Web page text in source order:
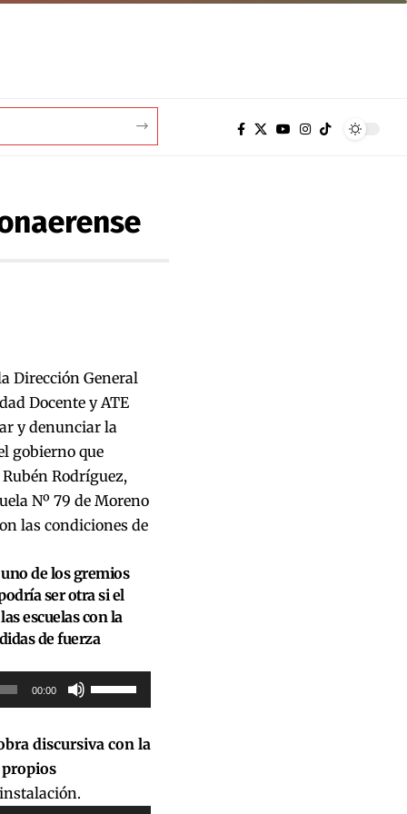
Dirección General
Docente y ATE
y denunciar la
gobierno que
Rodríguez,
Nº 79 de Moreno
las condiciones de
de los gremios
ser otra si el
escuelas con la
de fuerza
00:00
Utiliza
las
arriba/abajo
discursiva con la